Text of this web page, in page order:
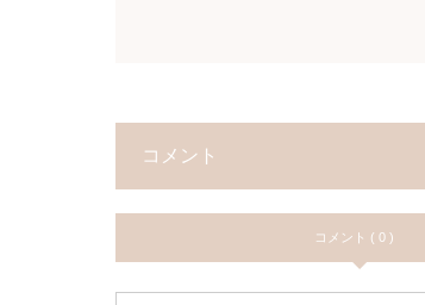
コメント
コメント ( 0 )